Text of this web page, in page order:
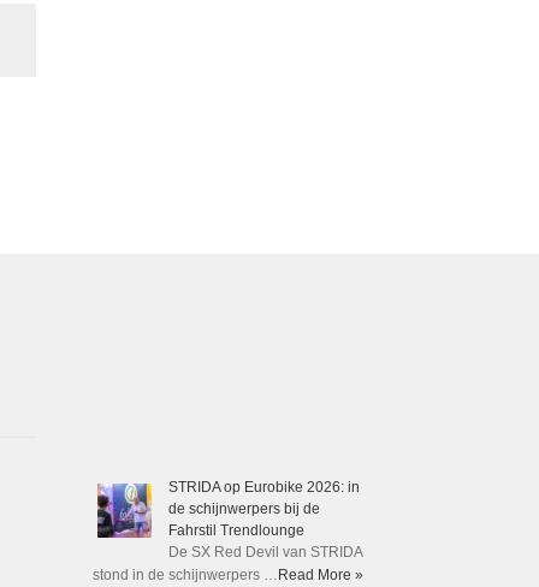
STRIDA op Eurobike 2026: in
de schijnwerpers bij de
Fahrstil Trendlounge
De SX Red Devil van STRIDA
stond in de schijnwerpers … Read More »